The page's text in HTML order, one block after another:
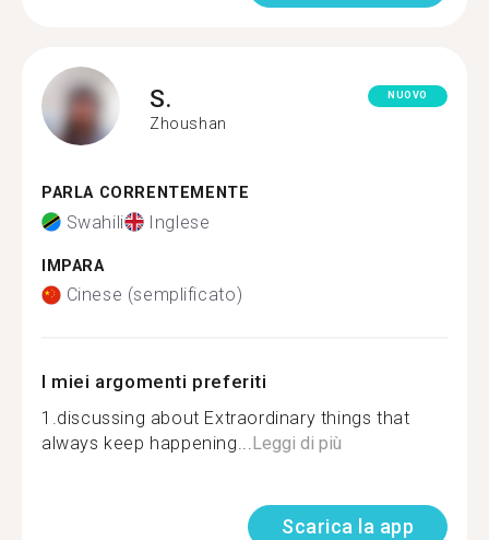
S.
Zhoushan
NUOVO
PARLA CORRENTEMENTE
Swahili Inglese
IMPARA
Cinese (semplificato)
I miei argomenti preferiti
1.discussing about Extraordinary things that
always keep happening...Leggi di più
Scarica la app